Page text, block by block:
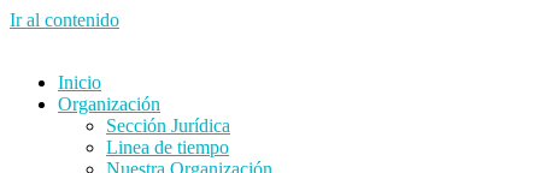
Ir al contenido
Inicio
Organización
Sección Jurídica
Linea de tiempo
Nuestra Organización